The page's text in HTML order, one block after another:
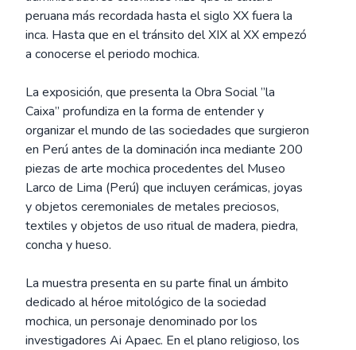
peruana más recordada hasta el siglo XX fuera la
inca. Hasta que en el tránsito del XIX al XX empezó
a conocerse el periodo mochica.
La exposición, que presenta la Obra Social ”la
Caixa” profundiza en la forma de entender y
organizar el mundo de las sociedades que surgieron
en Perú antes de la dominación inca mediante 200
piezas de arte mochica procedentes del Museo
Larco de Lima (Perú) que incluyen cerámicas, joyas
y objetos ceremoniales de metales preciosos,
textiles y objetos de uso ritual de madera, piedra,
concha y hueso.
La muestra presenta en su parte final un ámbito
dedicado al héroe mitológico de la sociedad
mochica, un personaje denominado por los
investigadores Ai Apaec. En el plano religioso, los